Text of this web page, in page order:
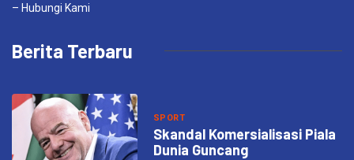
– Hubungi Kami
Berita Terbaru
SPORT
Skandal Komersialisasi Piala
Dunia Guncang